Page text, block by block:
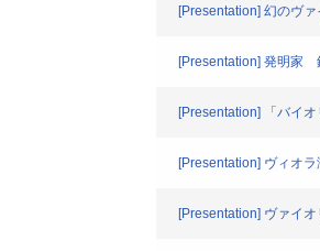
[Presentation] 幻のヴ
[Presentation] 発明家
[Presentation] 「バイ
[Presentation] ヴィオ
[Presentation] ヴァイ